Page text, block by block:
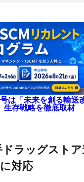
は「未来を創る輸送
生存戦略を徹底取材
対応